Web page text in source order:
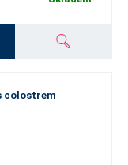
colostrem